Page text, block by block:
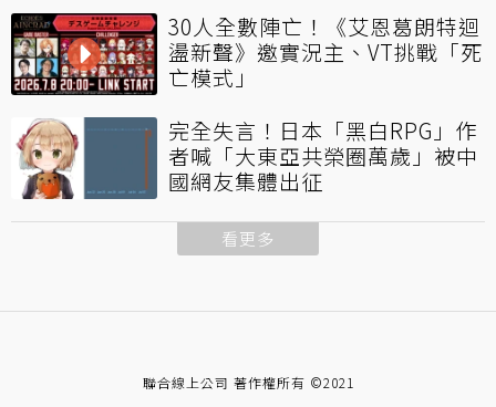
30人全數陣亡！《艾恩葛朗特迴
盪新聲》邀實況主、VT挑戰「死
亡模式」
完全失言！日本「黑白RPG」作
者喊「大東亞共榮圈萬歲」被中
國網友集體出征
看更多
聯合線上公司 著作權所有 ©2021